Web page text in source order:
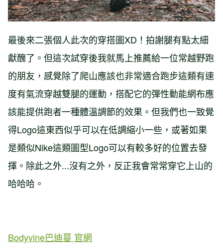
最後來二張個人此次的穿搭圖XD！拍謝腿有點太細
獻醜了。但這次試穿後我就馬上推薦給一位常越野跑
的朋友，感覺除了爬山應該也非常適合跑步這類有速
度有氣流穿越雙腿的運動，搭配它的彈性動能網布應
該能提供跑者一種體溫調節的效果。但我們也一致覺
得Logo這東西似乎可以在低調縮小一些，或著如果
是類似Nike這類圖型Logo可以有較多好的位置去發
揮。除此之外...沒有之外，反正我會常常穿它上山的
哈哈哈。
Bodyvine巴迪蔓 官網